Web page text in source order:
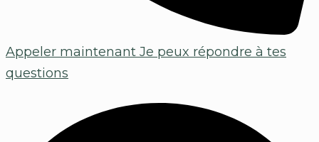
Appeler maintenant Je peux répondre à tes
questions